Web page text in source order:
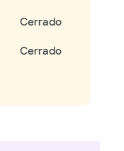
Cerrado
Cerrado